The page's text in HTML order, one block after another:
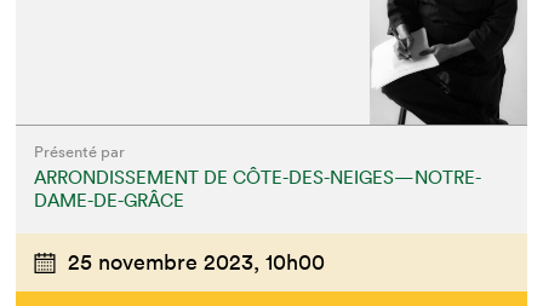
Présenté par
ARRONDISSEMENT DE CÔTE-DES-NEIGES—NOTRE-
DAME-DE-GRÂCE
25 novembre 2023, 10h00